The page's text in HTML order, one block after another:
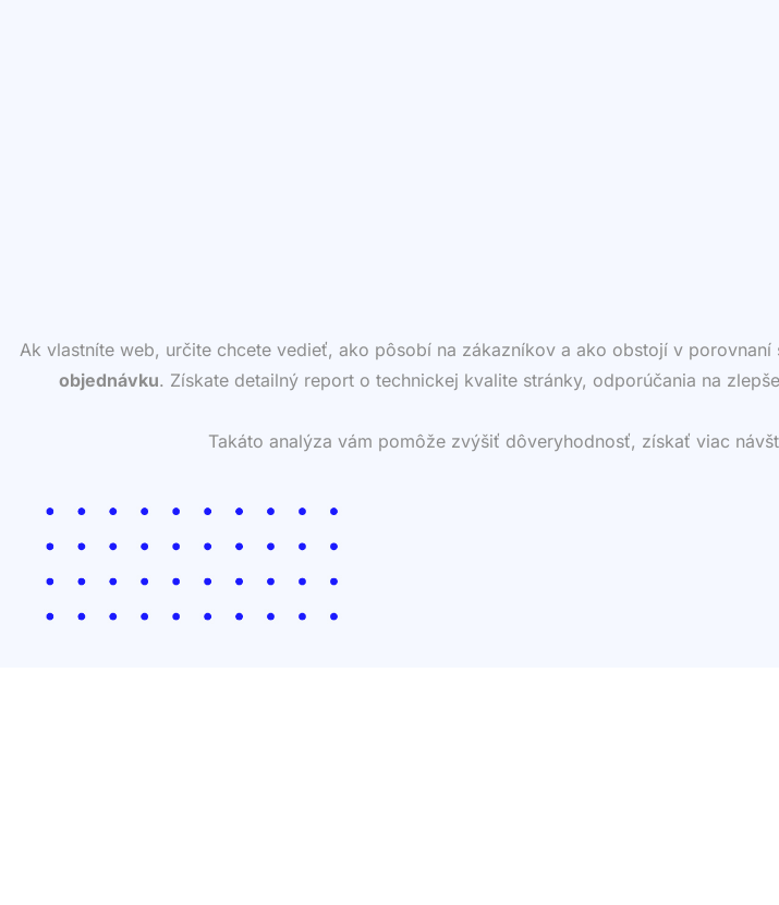
Ak vlastníte web, určite chcete vedieť, ako pôsobí na zákazníkov a ako obstojí v porovnaní
objednávku. Získate detailný report o technickej kvalite stránky, odporúčania na
Takáto analýza vám pomôže zvýšiť dôveryhodnosť, získať viac